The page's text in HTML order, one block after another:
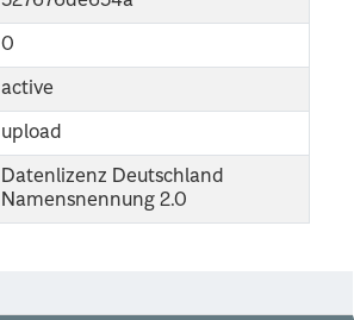
0
active
upload
Datenlizenz Deutschland
Namensnennung 2.0